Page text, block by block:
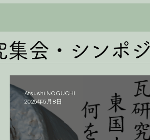
集会・シンポ
Atsushi NOGUCHI
2025年5月8日